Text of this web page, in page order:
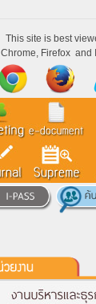
This site is best
Chrome, Firefox and